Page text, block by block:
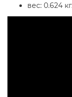
вес: 0.624 кг.